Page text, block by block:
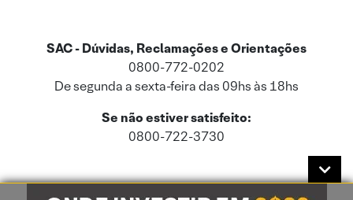
SAC - Dúvidas, Reclamações e Orientações
0800-772-0202
De segunda a sexta-feira das 09hs às 18hs
Se não estiver satisfeito:
0800-722-3730